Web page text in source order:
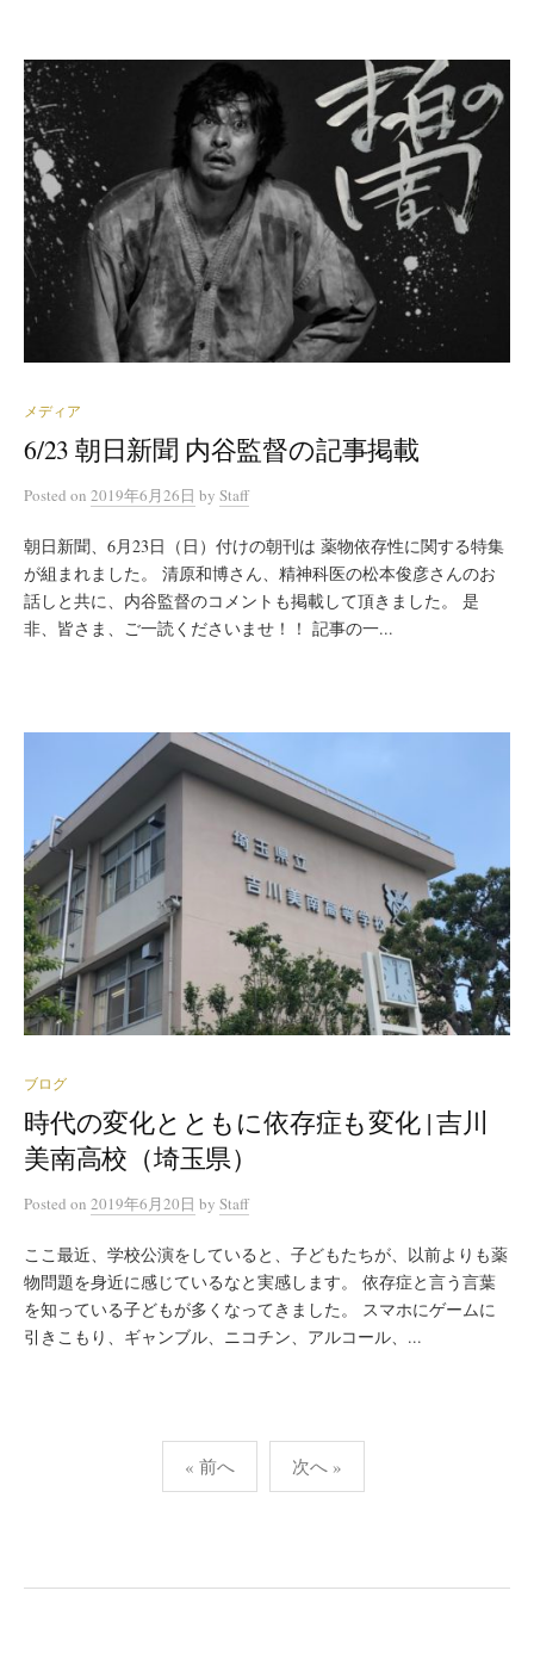
メディア
6/23 朝日新聞 内谷監督の記事掲載
Posted on 2019年6月26日 by Staff
朝日新聞、6月23日（日）付けの朝刊は 薬物依存性に関する特集
が組まれました。 清原和博さん、精神科医の松本俊彦さんのお
話しと共に、内谷監督のコメントも掲載して頂きました。 是
非、皆さま、ご一読くださいませ！！ 記事の一...
ブログ
時代の変化とともに依存症も変化 | 吉川
美南高校（埼玉県）
Posted on 2019年6月20日 by Staff
ここ最近、学校公演をしていると、子どもたちが、以前よりも薬
物問題を身近に感じているなと実感します。 依存症と言う言葉
を知っている子どもが多くなってきました。 スマホにゲームに
引きこもり、ギャンブル、ニコチン、アルコール、...
ー
« 前へ 次へ »